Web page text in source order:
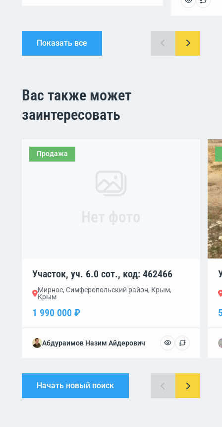
Показать все
Вас также может
заинтересовать
Продажа
Участок, уч. 6.0 сот., код: 462466
Мирное, Симферопольский район, Крым,
Крым
1 990 000 ₽
Абдураимов Назим Айдерович
Начать новый поиск